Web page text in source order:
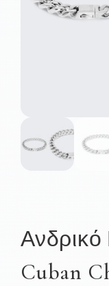
Ανδρικό
Cuban